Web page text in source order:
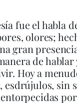
fue el habla
olores;
gran
de
Hoy a
sin